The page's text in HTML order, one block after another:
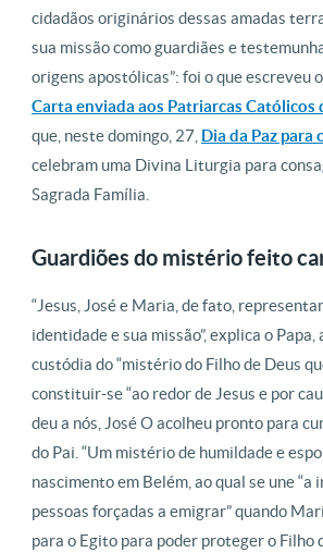
cidadãos originários dessas amadas
sua missão como guardiães e
origens apostólicas”: foi o que escreveu
Carta enviada aos Patriarcas
que, neste domingo, 27, Dia da Paz
celebram uma Divina Liturgia para
Sagrada Família.
Guardiões do mistério feito
“Jesus, José e Maria, de fato,
identidade e sua missão”, explica o Papa,
custódia do “mistério do Filho de Deus
constituir-se “ao redor de Jesus e por
deu a nós, José O acolheu pronto para
do Pai. “Um mistério de humildade e
nascimento em Belém, ao qual se une “a
pessoas forçadas a emigrar” quando
para o Egito para poder proteger o Filho